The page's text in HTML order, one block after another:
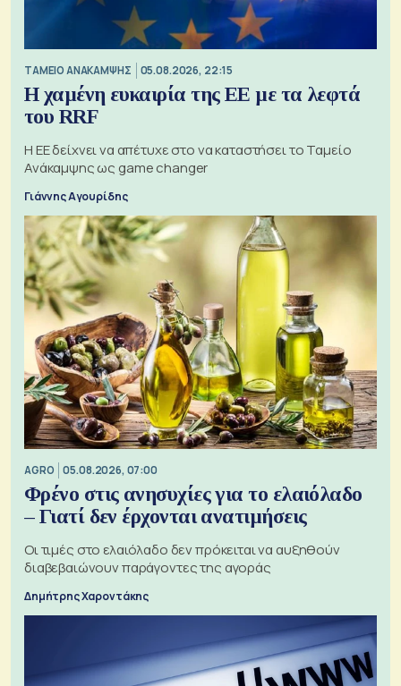
ΤΑΜΕΙΟ ΑΝΑΚΑΜΨΗΣ 05.08.2026, 22:15
Η χαμένη ευκαιρία της ΕΕ με τα λεφτά
του RRF
Η ΕΕ δείχνει να απέτυχε στο να καταστήσει το Ταμείο
Ανάκαμψης ως game changer
Γιάννης Αγουρίδης
AGRO 05.08.2026, 07:00
Φρένο στις ανησυχίες για το ελαιόλαδο
– Γιατί δεν έρχονται ανατιμήσεις
Οι τιμές στο ελαιόλαδο δεν πρόκειται να αυξηθούν
διαβεβαιώνουν παράγοντες της αγοράς
Δημήτρης Χαροντάκης